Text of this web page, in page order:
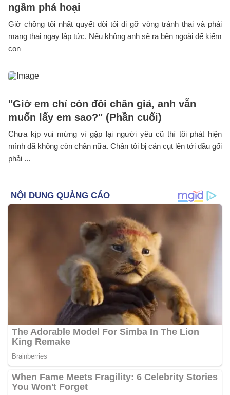
ngầm phá hoại
Giờ chồng tôi nhất quyết đòi tôi đi gỡ vòng tránh thai và phải
mang thai ngay lập tức. Nếu không anh sẽ ra bên ngoài để kiếm
con
"Giờ em chỉ còn đôi chân giả, anh vẫn
muốn lấy em sao?" (Phần cuối)
Chưa kịp vui mừng vì gặp lại người yêu cũ thì tôi phát hiện
mình đã không còn chân nữa. Chân tôi bị cán cụt lên tới đầu gối
phải ...